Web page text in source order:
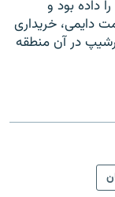
داده بود و
دایمی، خریداری
در آن منطقه